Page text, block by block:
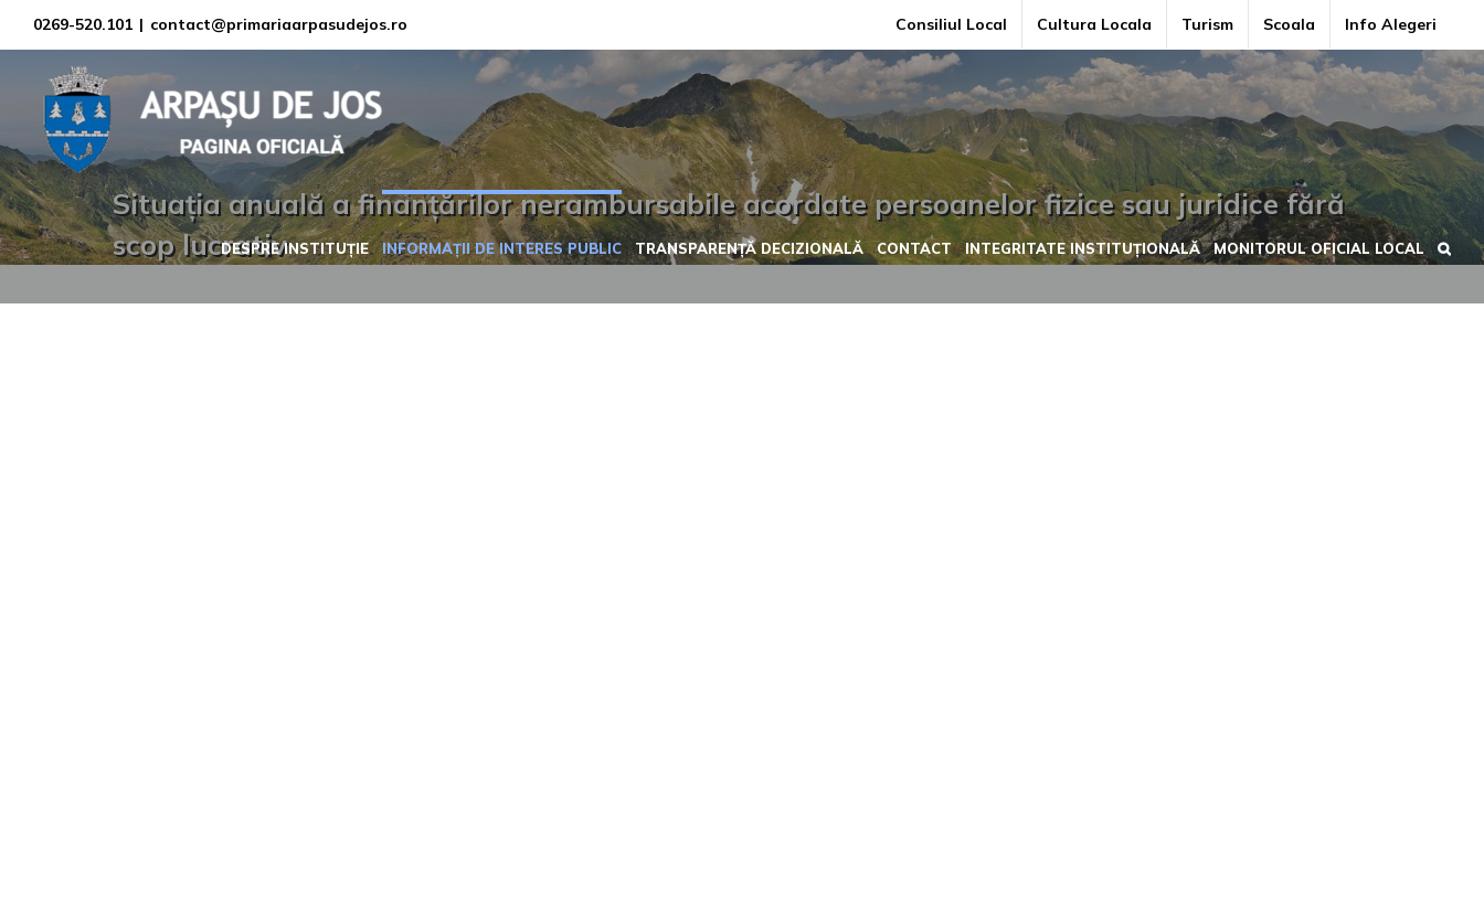
Skip
to
content
0269-520.101 | contact@primariaarpasudejos.ro Consiliul Local Cultura Locala Turism Scoala Info Alegeri
DESPRE INSTITUȚIE INFORMAȚII DE INTERES PUBLIC TRANSPARENȚĂ DECIZIONALĂ CONTACT INTEGRITATE INSTITUȚIONALĂ MONITORUL OFICIAL LOCAL
Situația anuală a finanțărilor nerambursabile acordate persoanelor fizice sau juridice fără
scop lucrativ